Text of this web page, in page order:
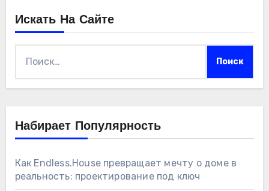
Искать На Сайте
Набирает Популярность
Как Endless.House превращает мечту о доме в
реальность: проектирование под ключ